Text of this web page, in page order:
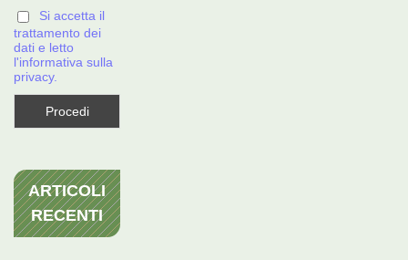
Si accetta il
trattamento dei
dati e letto
l'informativa sulla
privacy.
ARTICOLI
RECENTI